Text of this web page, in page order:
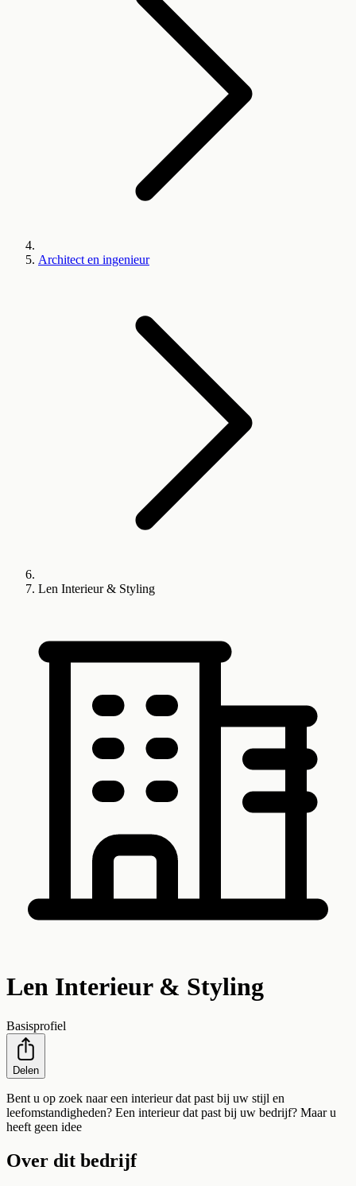
Architect en ingenieur
Len Interieur & Styling
Len Interieur & Styling
Basisprofiel
Delen
Bent u op zoek naar een interieur dat past bij uw stijl en
leefomstandigheden? Een interieur dat past bij uw bedrijf? Maar u
heeft geen idee
Over dit bedrijf